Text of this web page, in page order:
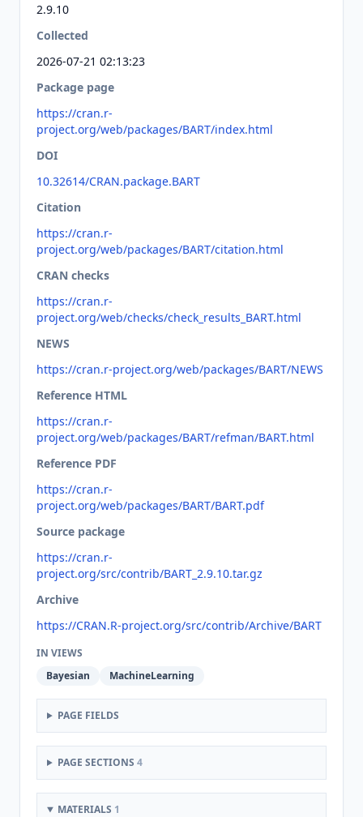
2.9.10
Collected
2026-07-21 02:13:23
Package page
https://cran.r-
project.org/web/packages/BART/index.html
DOI
10.32614/CRAN.package.BART
Citation
https://cran.r-
project.org/web/packages/BART/citation.html
CRAN checks
https://cran.r-
project.org/web/checks/check_results_BART.html
NEWS
https://cran.r-project.org/web/packages/BART/NEWS
Reference HTML
https://cran.r-
project.org/web/packages/BART/refman/BART.html
Reference PDF
https://cran.r-
project.org/web/packages/BART/BART.pdf
Source package
https://cran.r-
project.org/src/contrib/BART_2.9.10.tar.gz
Archive
https://CRAN.R-project.org/src/contrib/Archive/BART
IN VIEWS
Bayesian
MachineLearning
PAGE FIELDS
PAGE SECTIONS 4
MATERIALS 1